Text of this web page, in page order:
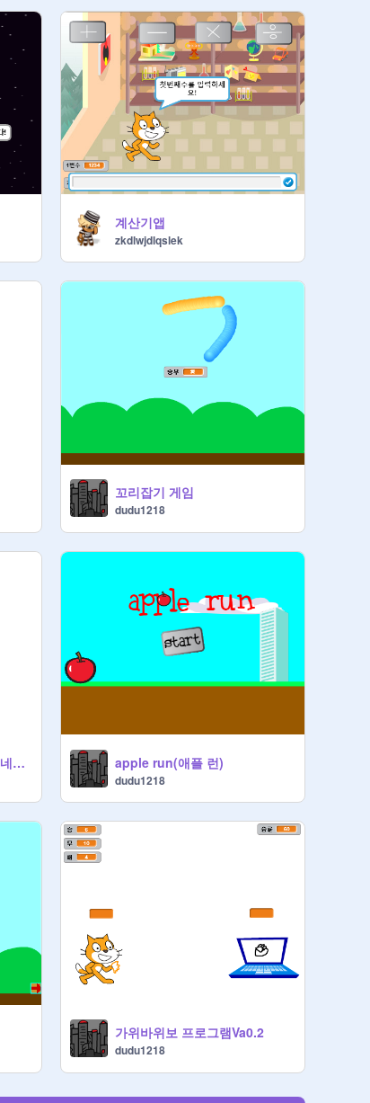
계산기앱
zkdlwjdlqslek
꼬리잡기 게임
dudu1218
여러분 죄송해요 요즘 바쁘네요 그래서 프젝이 없어요 apple run(애플 런)
dudu1218
가위바위보 프로그램Va0.2
dudu1218